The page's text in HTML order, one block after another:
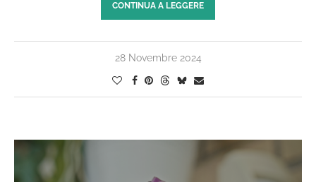
CONTINUA A LEGGERE
28 Novembre 2024